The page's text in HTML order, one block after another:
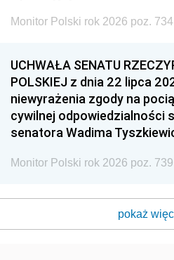
Monitor Polski rok 2026 poz. 734
UCHWAŁA SENATU
POLSKIEJ z dnia 22 lipca
niewyrażenia zgody na
cywilnej odpowiedzialności
senatora Wadima
Monitor Polski rok 2026 poz. 739
pokaż